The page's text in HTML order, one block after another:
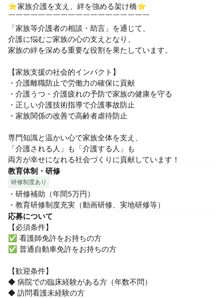
⭐家族介護を支え、絆を強める架け橋⭐
￣￣￣￣￣￣￣￣￣￣￣￣￣￣￣￣￣￣￣
「家族等介護者の相談・助言」を通じて、
介護に悩むご家族の心の支えとなり、
家族の絆を深める重要な役割を果たしています。
【家族支援の社会的インパクト】
・介護離職防止で労働力の確保に貢献
・介護うつ・介護疲れの予防で家族の健康を守る
・正しい介護技術指導で介護事故防止
・家族関係の改善で高齢者虐待防止
専門知識と温かい心で家族全体を支え、
「介護される人」も「介護する人」も
両方が幸せになれる社会づくりに貢献しています！
教育体制・研修
研修制度あり
・研修補助（年間5万円）
・教育研修制度充実（動画研修、実地研修等）
応募について
【必須条件】
✅ 看護師免許をお持ちの方
✅ 普通自動車免許をお持ちの方
【歓迎条件】
◆ 病院での臨床経験がある方（年数不問）
◆ 訪問看護未経験の方